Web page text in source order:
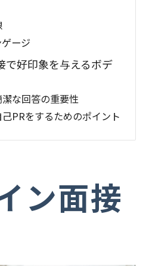
ージ
で好印象を与えるボデ
な回答の重要性
PRをするためのポイント
ン面接